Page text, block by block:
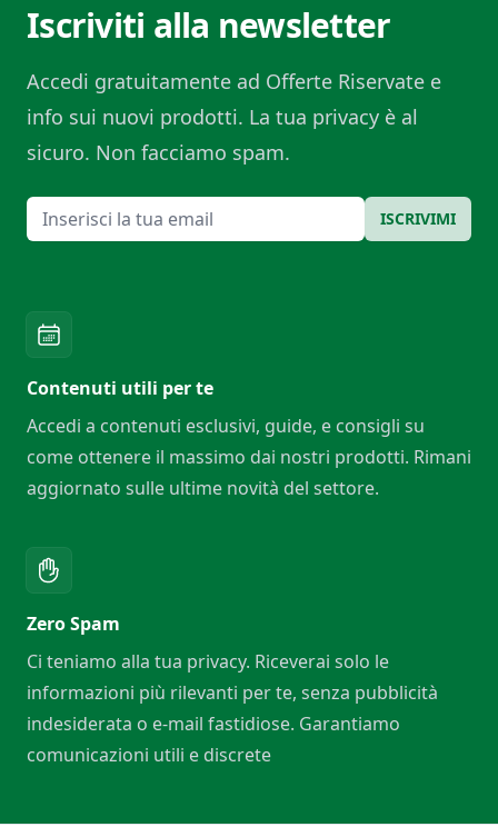
Iscriviti alla newsletter
Accedi gratuitamente ad Offerte Riservate e
info sui nuovi prodotti. La tua privacy è al
sicuro. Non facciamo spam.
Email ISCRIVIMI
Contenuti utili per te
Accedi a contenuti esclusivi, guide, e consigli su
come ottenere il massimo dai nostri prodotti. Rimani
aggiornato sulle ultime novità del settore.
Zero Spam
Ci teniamo alla tua privacy. Riceverai solo le
informazioni più rilevanti per te, senza pubblicità
indesiderata o e-mail fastidiose. Garantiamo
comunicazioni utili e discrete